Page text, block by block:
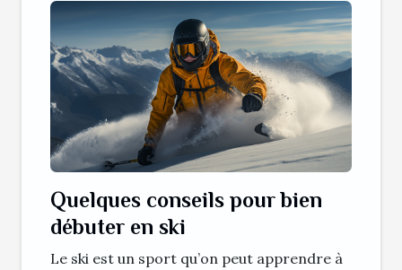
Quelques conseils pour bien
débuter en ski
Le ski est un sport qu’on peut apprendre à